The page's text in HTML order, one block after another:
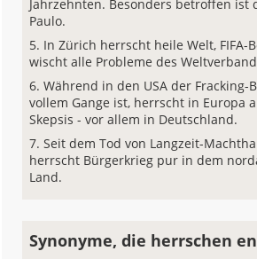
Jahrzehnten. Besonders betroffen ist
Paulo.
In Zürich herrscht heile Welt, FIFA-
wischt alle Probleme des
Während in den USA der Fracking-
vollem Gange ist, herrscht in Europa
Skepsis - vor allem in Deutschland.
Seit dem Tod von Langzeit-
herrscht Bürgerkrieg pur in dem
Land.
Synonyme, die herrschen